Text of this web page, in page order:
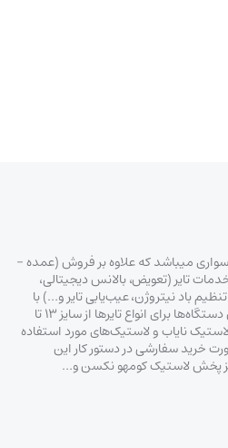
سواری میباشد که علاوه بر فروش (عمده –
تایر (تعویض، بالانس دیجیتالی،
باد نیتروژن، عیب‌یابی تایر و…) با
استفاده از به روزترین و دقیق‌ترین دستگاه‌ها برای انواع تایرها از سایز ۱۳ تا
لاستیک‌ نایاب و لاستیک‌های مورد استفاده
خرید سفارشی در دستور کار این
پخش لاستیک کومهو نکسن و…